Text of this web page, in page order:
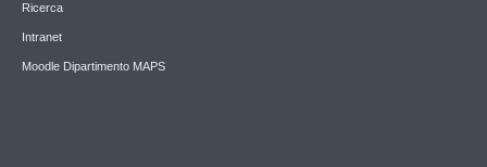
Ricerca
Intranet
Moodle Dipartimento MAPS